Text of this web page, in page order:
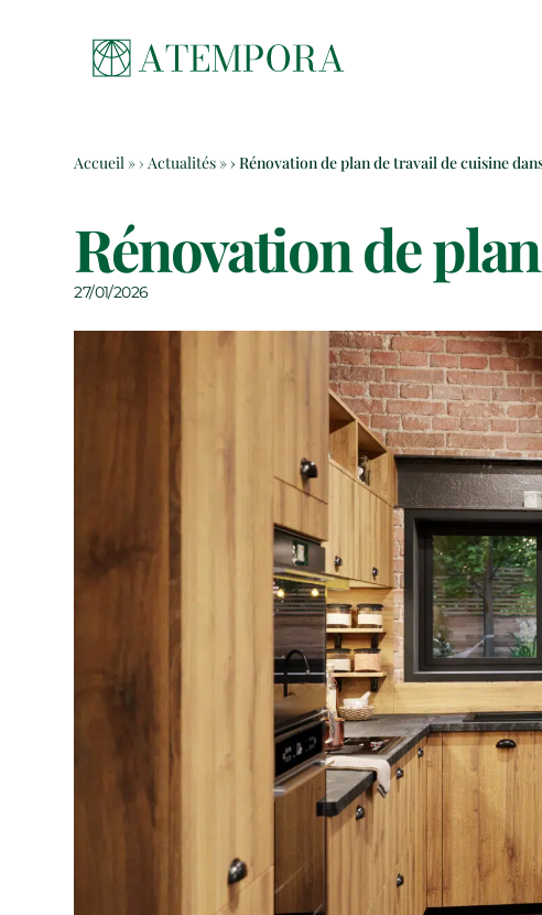
Accueil» Actualités» Rénovation de plan de travail de cuisine
Rénovation de
27/01/2026